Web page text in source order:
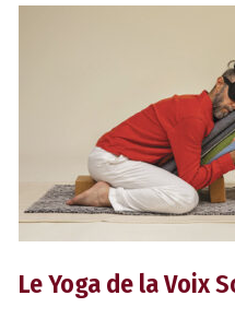
Le Yoga de la Voix